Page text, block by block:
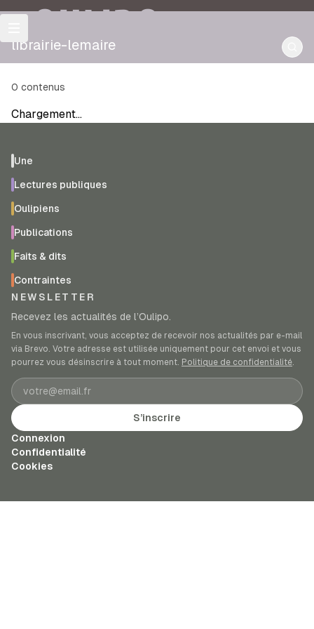
OULIPO
librairie-lemaire
0 contenus
Chargement…
Une
Lectures publiques
Oulipiens
Publications
Faits & dits
Contraintes
NEWSLETTER
Recevez les actualités de l’Oulipo.
En vous inscrivant, vous acceptez de recevoir nos actualités par e-mail
via Brevo. Votre adresse est utilisée uniquement pour cet envoi et vous
pourrez vous désinscrire à tout moment. Politique de confidentialité.
Adresse e-mail
S’inscrire
Connexion
Confidentialité
Cookies